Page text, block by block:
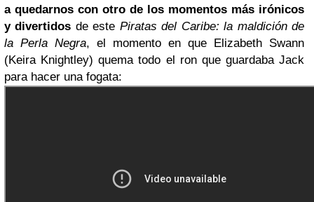
a quedarnos con otro de los momentos más irónicos
y divertidos de este Piratas del Caribe: la maldición de
la Perla Negra, el momento en que Elizabeth Swann
(Keira Knightley) quema todo el ron que guardaba Jack
para hacer una fogata: